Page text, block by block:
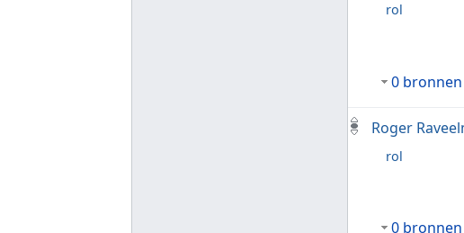
rol
0 bronnen
Roger
rol
0 bronnen